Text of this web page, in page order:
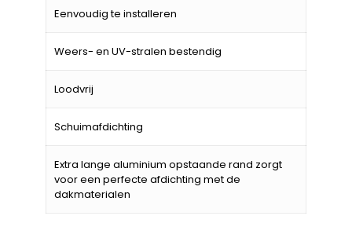
Eenvoudig te installeren
Weers- en UV-stralen bestendig
Loodvrij
Schuimafdichting
Extra lange aluminium opstaande rand zorgt
voor een perfecte afdichting met de
dakmaterialen